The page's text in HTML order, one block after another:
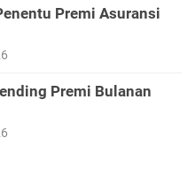
Premi Asuransi
Premi Bulanan